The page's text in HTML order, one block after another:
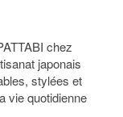
chez
japonais
stylées et
vie quotidienne